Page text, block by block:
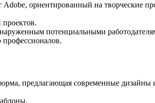
Adobe, ориентированный на творческие
потенциальными
предлагающая современные